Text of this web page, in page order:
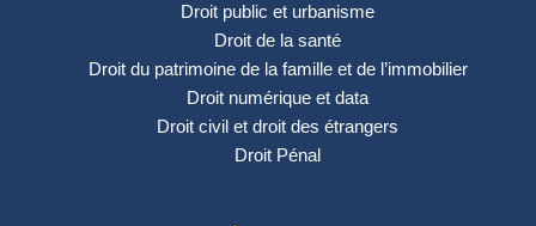
Droit public et urbanisme
Droit de la santé
Droit du patrimoine de la famille et de l’immobilier
Droit numérique et data
Droit civil et droit des étrangers
Droit Pénal